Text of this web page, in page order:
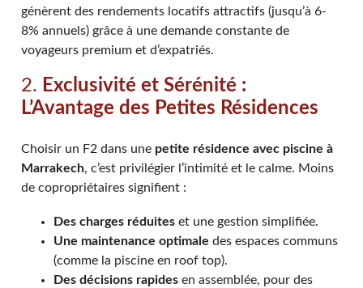
génèrent des rendements locatifs attractifs (jusqu’à 6-
8% annuels) grâce à une demande constante de
voyageurs premium et d’expatriés.
2. Exclusivité et Sérénité :
L’Avantage des Petites Résidences
Choisir un F2 dans une petite résidence avec piscine à
Marrakech, c’est privilégier l’intimité et le calme. Moins
de copropriétaires signifient :
Des charges réduiteset une gestion simplifiée.
Une maintenance optimale des espaces communs
(comme la piscine en roof top).
Des décisions rapidesen assemblée, pour des